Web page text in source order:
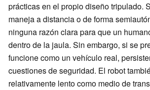
prácticas en el propio diseño tripulado.
maneja a distancia o de forma
ninguna razón clara para que un
dentro de la jaula. Sin embargo, si se
funcione como un vehículo real,
cuestiones de seguridad. El robot
relativamente lento como medio de